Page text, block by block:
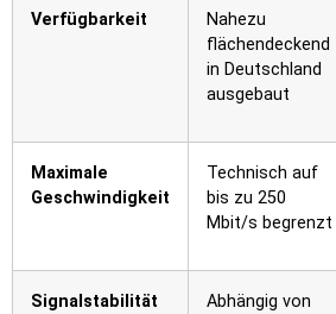
Verfügbarkeit
Nahezu
flächendeckend
in Deutschland
ausgebaut
Maximale
Geschwindigkeit
Technisch auf
bis zu 250
Mbit/s begrenzt
Signalstabilität
Abhängig von